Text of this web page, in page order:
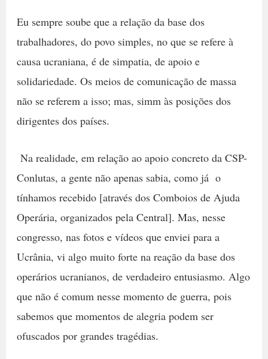
Eu sempre soube que a relação da base dos
trabalhadores, do povo simples, no que se refere à
causa ucraniana, é de simpatia, de apoio e
solidariedade. Os meios de comunicação de massa
não se referem a isso; mas, simm às posições dos
dirigentes dos países.
Na realidade, em relação ao apoio concreto da CSP-
Conlutas, a gente não apenas sabia, como já o
tínhamos recebido [através dos Comboios de Ajuda
Operária, organizados pela Central]. Mas, nesse
congresso, nas fotos e vídeos que enviei para a
Ucrânia, vi algo muito forte na reação da base dos
operários ucranianos, de verdadeiro entusiasmo. Algo
que não é comum nesse momento de guerra, pois
sabemos que momentos de alegria podem ser
ofuscados por grandes tragédias.